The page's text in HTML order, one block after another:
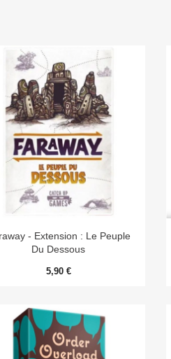
 Aperçu rapide
- Extension : Le Peuple
Du Dessous
5,90 €